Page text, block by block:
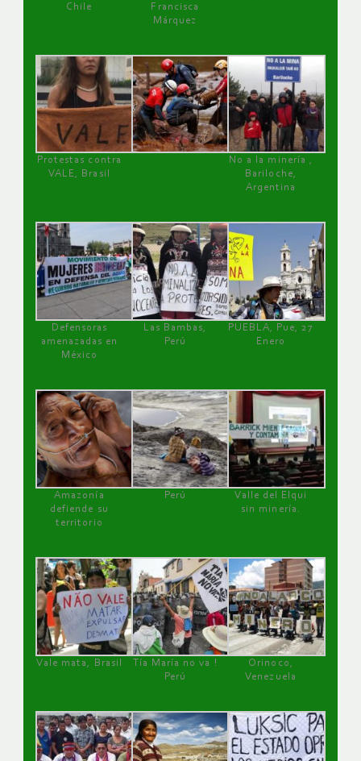
Chile
Francisca
Márquez
Protestas contra
VALE, Brasil
No a la minería ,
Bariloche,
Argentina
Defensoras
amenazadas en
México
Las Bambas,
Perú
PUEBLA, Pue, 27
Enero
Amazonía
defiende su
territorio
Perú
Valle del Elqui
sin minería.
Vale mata, Brasil
Tía María no va !
Perú
Orinoco,
Venezuela